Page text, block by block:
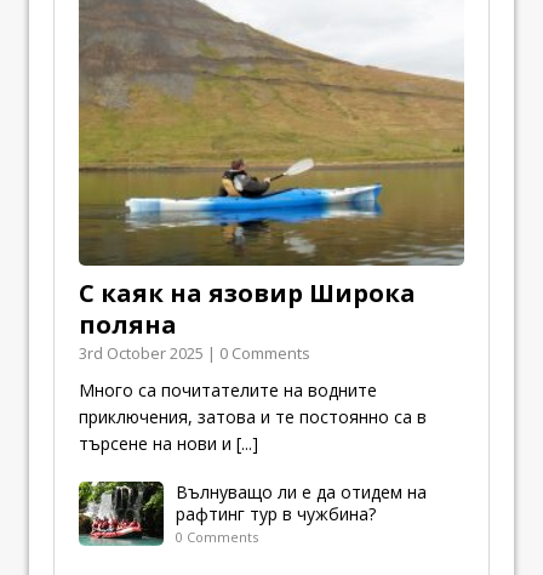
С каяк на язовир Широка
поляна
3rd October 2025 | 0 Comments
Много са почитателите на водните
приключения, затова и те постоянно са в
търсене на нови и [...]
Вълнуващо ли е да отидем на
рафтинг тур в чужбина?
0 Comments